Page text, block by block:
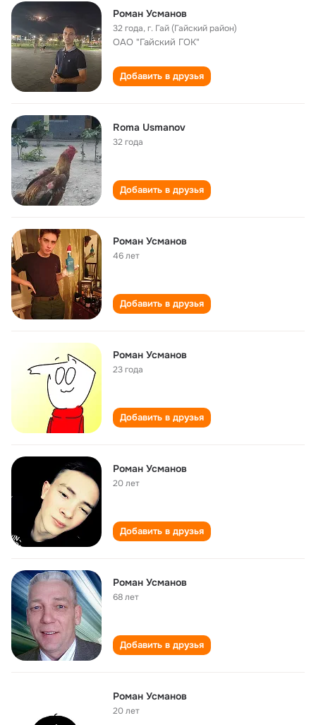
Роман Усманов
32 года,г. Гай (Гайский район)
ОАО "Гайский ГОК"
Добавить в друзья
Roma Usmanov
32 года
Добавить в друзья
Роман Усманов
46 лет
Добавить в друзья
Роман Усманов
23 года
Добавить в друзья
Роман Усманов
20 лет
Добавить в друзья
Роман Усманов
68 лет
Добавить в друзья
Роман Усманов
20 лет